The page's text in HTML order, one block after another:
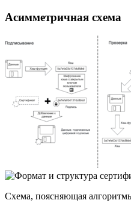
Асимметричная схема
Схема, поясняющая